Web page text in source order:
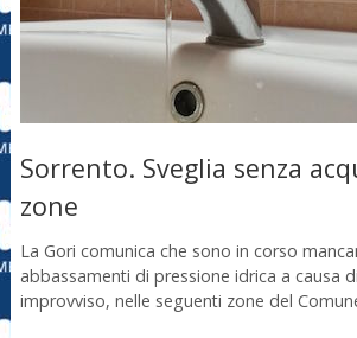
Sorrento. Sveglia senza
zone
La Gori comunica che sono in corso
abbassamenti di pressione idrica a causa
improvviso, nelle seguenti zone del